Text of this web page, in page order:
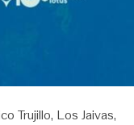
Trujillo Los Jaivas